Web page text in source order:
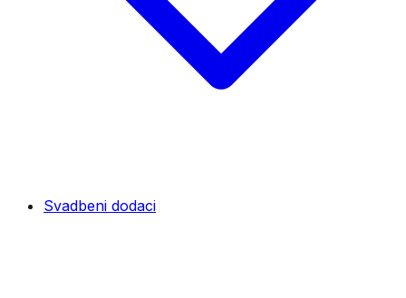
Svadbeni dodaci